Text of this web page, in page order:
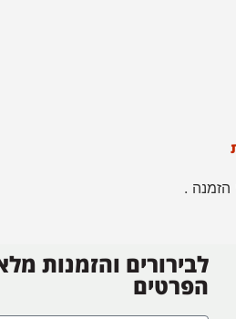
הזמנה .
לבירורים והזמנות
הפרטים